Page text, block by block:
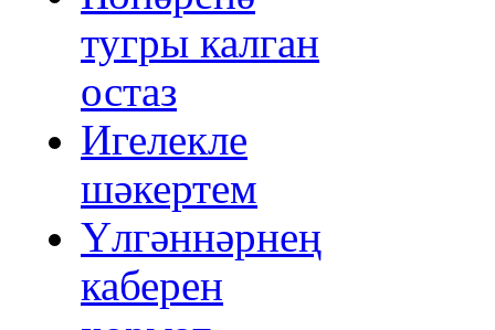
тугры калган
остаз
Игелекле
шәкертем
Үлгәннәрнең
каберен